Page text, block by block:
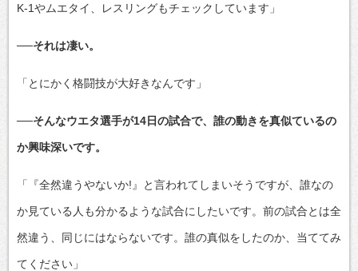
K-1やムエタイ、レスリングもチェックしています」
──それは凄い。
「とにかく格闘技が大好きなんです」
──そんなウエタ選手が14日の試合で、誰の動きを真似ているの
か興味深いです。
「『全然違うやないか!』と言われてしまいそうですが、誰なの
か見ている人も分かるような試合にしたいです。前の試合とは全
然違う、同じにはならないです。誰の真似をしたのか、当ててみ
てください」